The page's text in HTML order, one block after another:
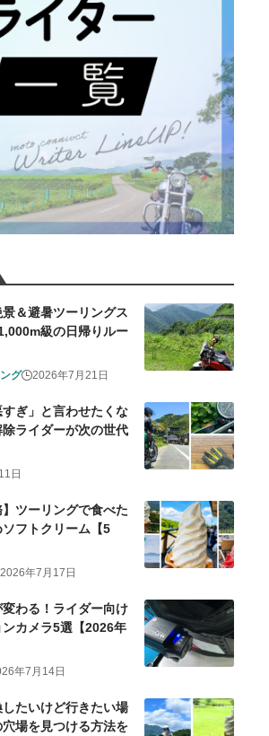
景＆避暑ツーリングス
級の日帰りルー
グ 2026年7月21日
すぎ」と言わせたくな
ライダーが次の世代
日
】ツーリングで食べた
フトクリーム【5
2026年7月17日
わる！ライダー向け
カメラ5選【2026年
年7月14日
たいけど行きたい場
場を見つける方法を